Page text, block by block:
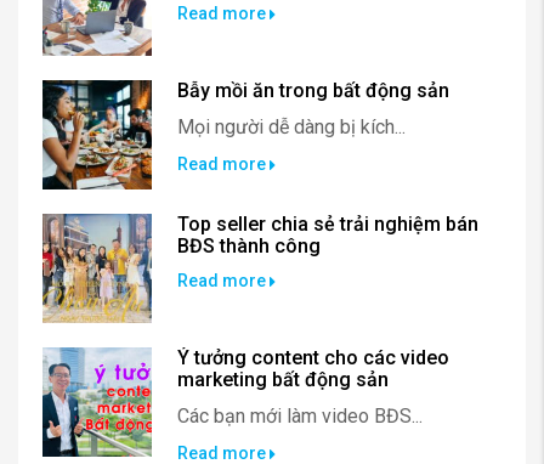
Read more
Bẫy mồi ăn trong bất động sản
Mọi người dễ dàng bị kích...
Read more
Top seller chia sẻ trải nghiệm bán
BĐS thành công
Read more
Ý tưởng content cho các video
marketing bất động sản
Các bạn mới làm video BĐS...
Read more